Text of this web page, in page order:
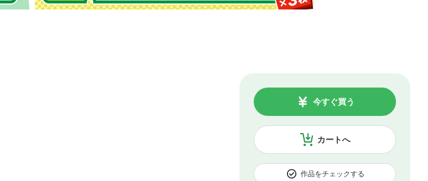
カートへ
今すぐ買う
作品をチェックする